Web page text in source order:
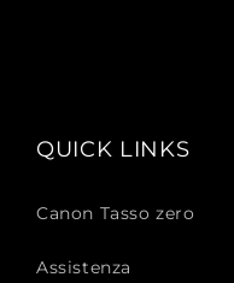
QUICK LINKS
Canon Tasso zero
Assistenza